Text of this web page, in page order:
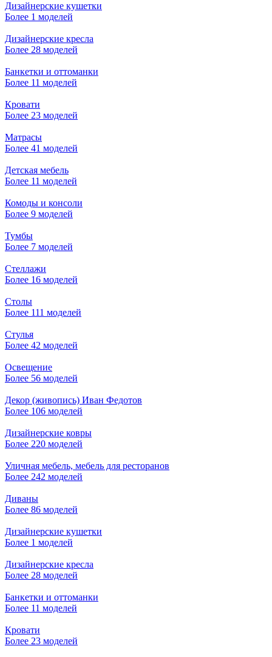
Дизайнерские кушетки
Более 1 моделей
Дизайнерские кресла
Более 28 моделей
Банкетки и оттоманки
Более 11 моделей
Кровати
Более 23 моделей
Матрасы
Более 41 моделей
Детская мебель
Более 11 моделей
Комоды и консоли
Более 9 моделей
Тумбы
Более 7 моделей
Стеллажи
Более 16 моделей
Столы
Более 111 моделей
Стулья
Более 42 моделей
Освещение
Более 56 моделей
Декор (живопись) Иван Федотов
Более 106 моделей
Дизайнерские ковры
Более 220 моделей
Уличная мебель, мебель для ресторанов
Более 242 моделей
Диваны
Более 86 моделей
Дизайнерские кушетки
Более 1 моделей
Дизайнерские кресла
Более 28 моделей
Банкетки и оттоманки
Более 11 моделей
Кровати
Более 23 моделей